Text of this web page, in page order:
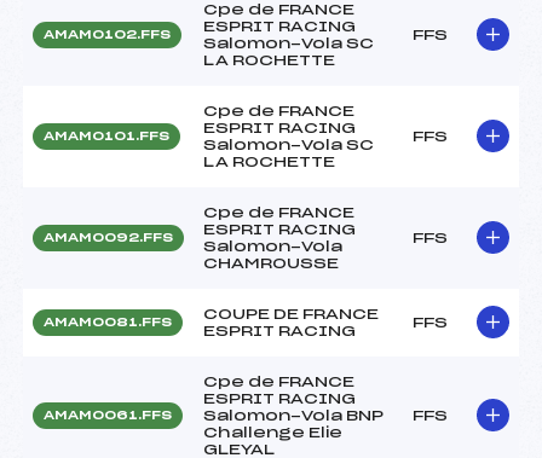
AMAM0102.FFS
Cpe de FRANCE
ESPRIT RACING
Salomon-Vola SC
LA ROCHETTE
FFS
AMAM0101.FFS
Cpe de FRANCE
ESPRIT RACING
Salomon-Vola SC
LA ROCHETTE
FFS
AMAM0092.FFS
Cpe de FRANCE
ESPRIT RACING
Salomon-Vola
CHAMROUSSE
FFS
AMAM0081.FFS
COUPE DE FRANCE
ESPRIT RACING
FFS
AMAM0061.FFS
Cpe de FRANCE
ESPRIT RACING
Salomon-Vola BNP
Challenge Elie
GLEYAL
FFS